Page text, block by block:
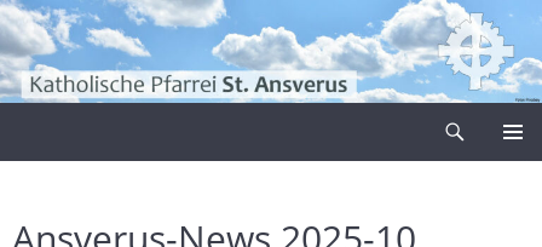
Zum
Inhalt
springen